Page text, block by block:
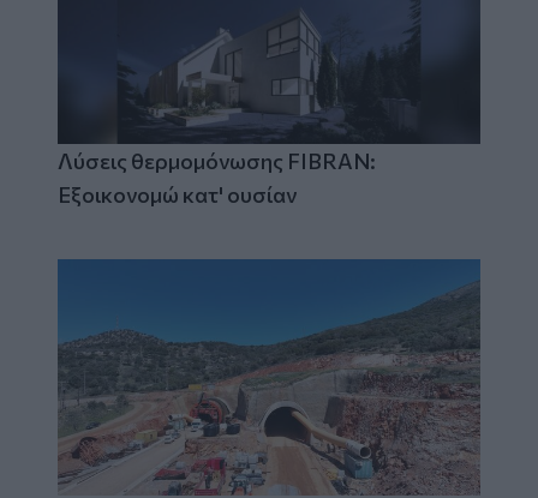
Λύσεις θερμομόνωσης FIBRAN:
Εξοικονομώ κατ' ουσίαν